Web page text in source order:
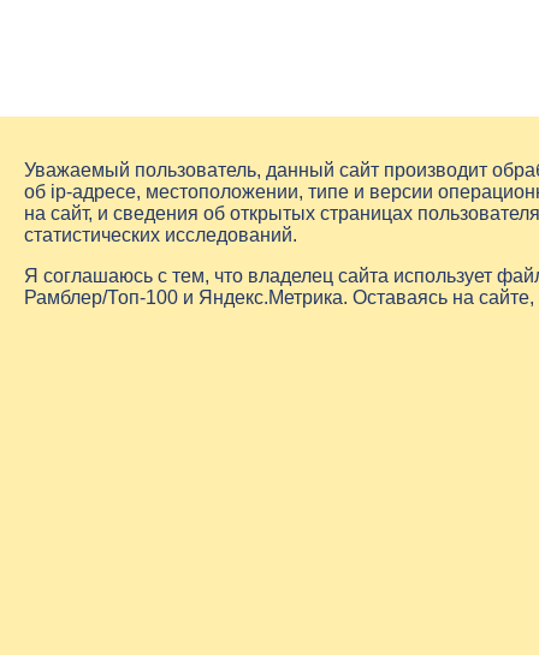
Уважаемый пользователь, данный сайт производит
об ip-адресе, местоположении, типе и версии
на сайт, и сведения об открытых страницах
статистических исследований.
Я соглашаюсь с тем, что владелец сайта использует
Рамблер/Топ-100 и Яндекс.Метрика. Оставаясь на